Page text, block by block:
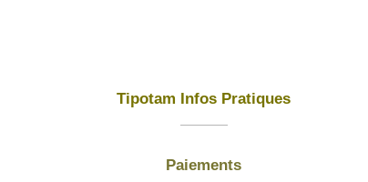
Tipotam Infos Pratiques
Paiements